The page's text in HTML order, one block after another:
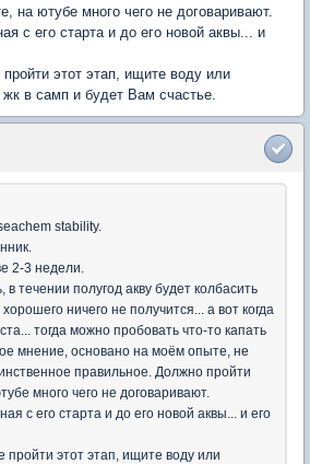
на ютубе много чего не договаривают.
с его старта и до его новой аквы... и
этот этап, ищите воду или
в самп и будет Вам счастье.
stability.
2-3 недели.
течении полугод акву будет колбасить
ничего не получится... а вот когда
тогда можно пробовать что-то капать
мнение, основано на моём опыте, не
правильное. Должно пройти
много чего не договаривают.
с его старта и до его новой аквы... и его
пройти этот этап, ищите воду или